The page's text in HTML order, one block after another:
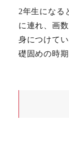
2年生になる
に連れ、画
身につけて
礎固めの時期